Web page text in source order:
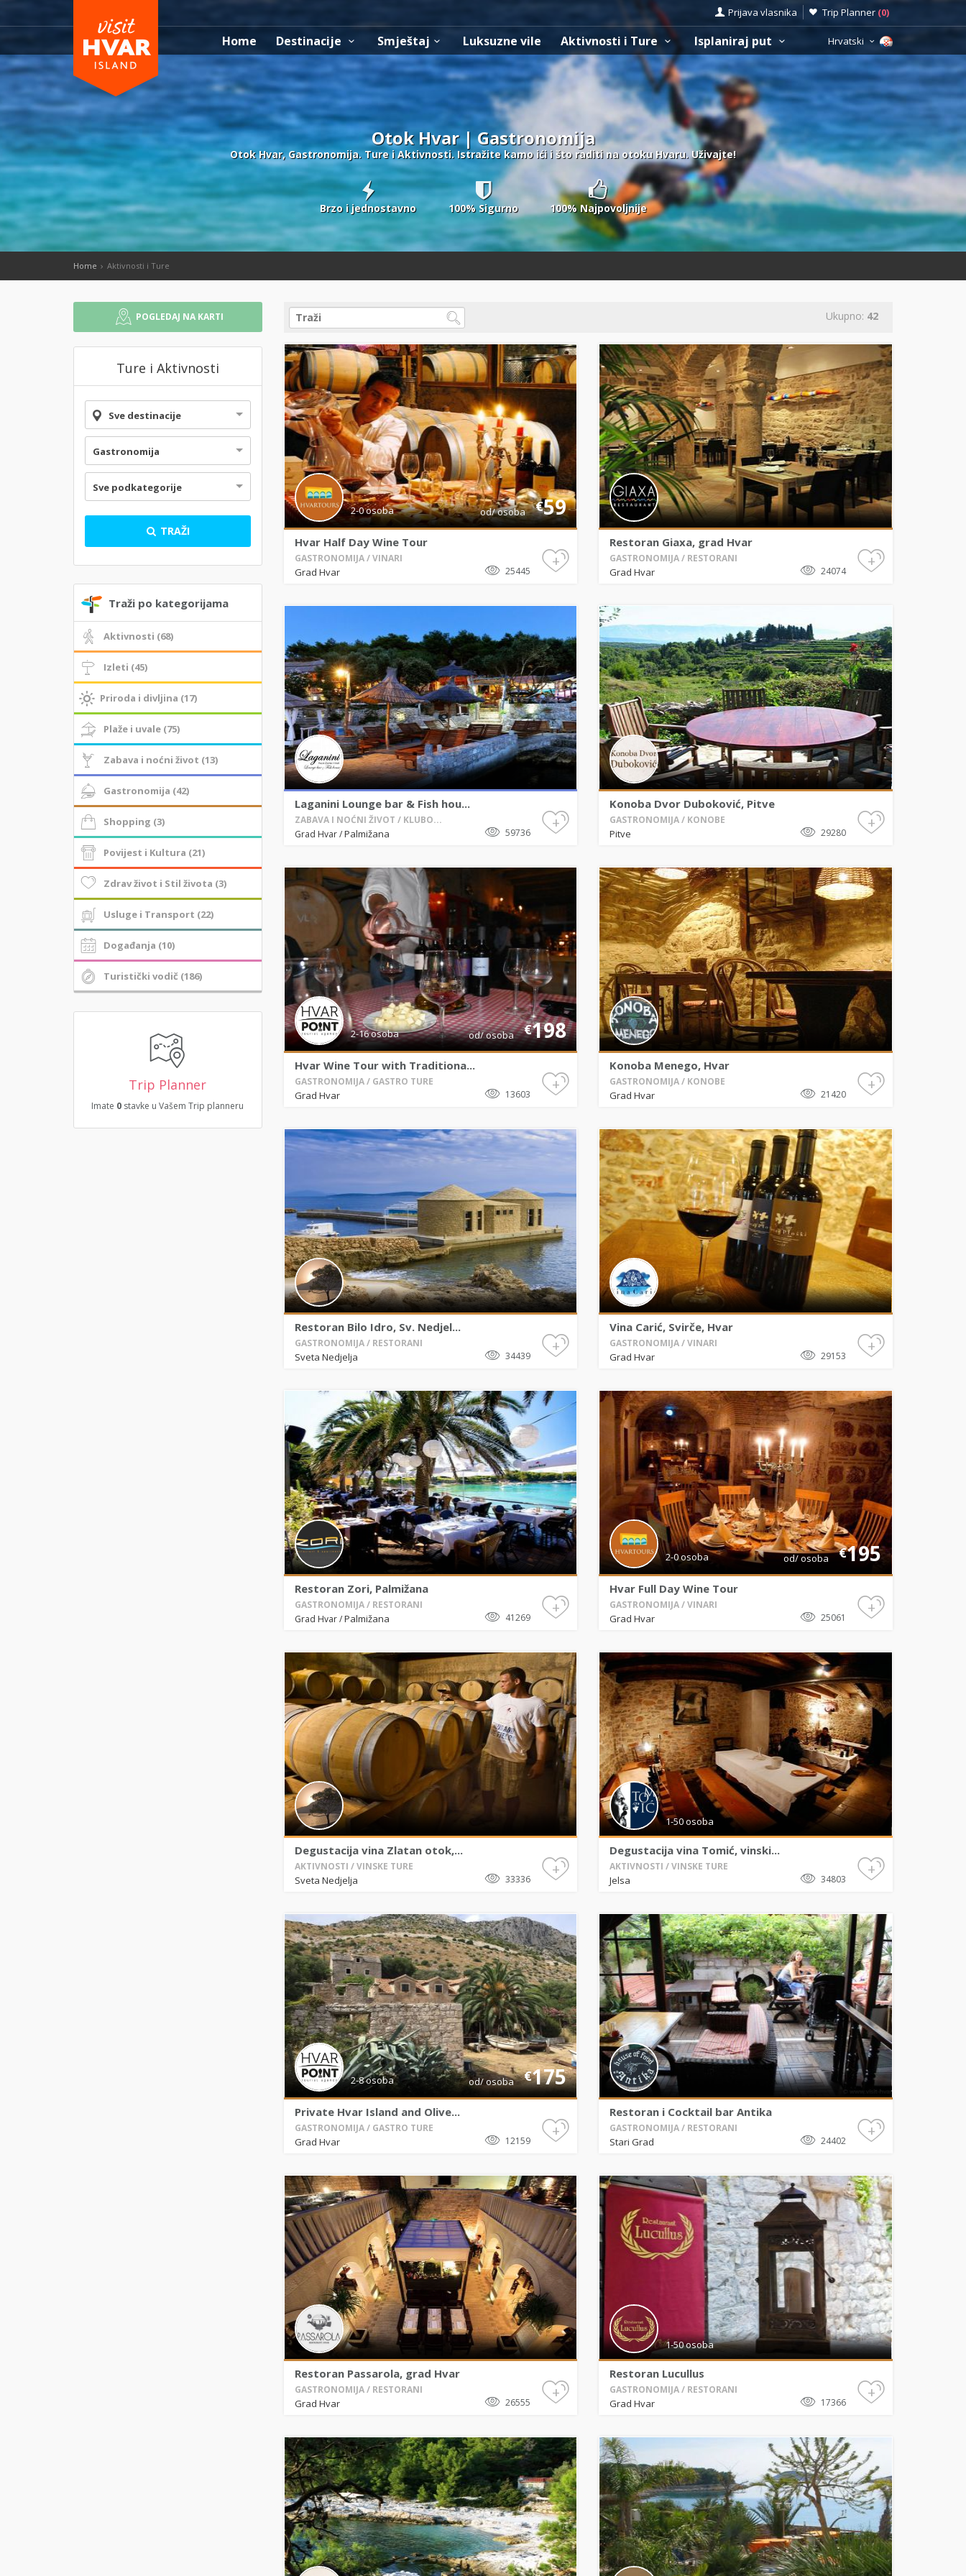
Prijava vlasnika Trip Planner (0)
Home Destinacije Smještaj Luksuzne vile Aktivnosti i Ture Isplaniraj put Hrvatski
Otok Hvar | Gastronomija
Otok Hvar, Gastronomija. Ture i Aktivnosti. Istražite kamo ići i što raditi na otoku Hvaru. Uživajte!
Brzo i jednostavno 100% Sigurno 100% Najpovoljnije
Home Aktivnosti i Ture
POGLEDAJ NA KARTI
Ture i Aktivnosti
Sve destinacije
Gastronomija
Sve podkategorije
TRAŽI
Traži po kategorijama
Aktivnosti (68)
Izleti (45)
Priroda i divljina (17)
Plaže i uvale (75)
Zabava i noćni život (13)
Gastronomija (42)
Shopping (3)
Povijest i Kultura (21)
Zdrav život i Stil života (3)
Usluge i Transport (22)
Događanja (10)
Turistički vodič (186)
Trip Planner
Imate 0 stavke u Vašem Trip planneru
Ukupno: 42
2-0 osoba €59
od/ osoba
Hvar Half Day Wine Tour
GASTRONOMIJA / VINARI
25445
Grad Hvar
+
Restoran Giaxa, grad Hvar
GASTRONOMIJA / RESTORANI
24074
Grad Hvar
+
Laganini Lounge bar & Fish hou...
ZABAVA I NOĆNI ŽIVOT / KLUBO...
59736
Grad Hvar/Palmižana
+
Konoba Dvor Duboković, Pitve
GASTRONOMIJA / KONOBE
29280
Pitve
+
2-16 osoba €198
od/ osoba
Hvar Wine Tour with Traditiona...
GASTRONOMIJA / GASTRO TURE
13603
Grad Hvar
+
Konoba Menego, Hvar
GASTRONOMIJA / KONOBE
21420
Grad Hvar
+
Restoran Bilo Idro, Sv. Nedjel...
GASTRONOMIJA / RESTORANI
34439
Sveta Nedjelja
+
Vina Carić, Svirče, Hvar
GASTRONOMIJA / VINARI
29153
Grad Hvar
+
Restoran Zori, Palmižana
GASTRONOMIJA / RESTORANI
41269
Grad Hvar/Palmižana
+
2-0 osoba €195
od/ osoba
Hvar Full Day Wine Tour
GASTRONOMIJA / VINARI
25061
Grad Hvar
+
Degustacija vina Zlatan otok,...
AKTIVNOSTI / VINSKE TURE
33336
Sveta Nedjelja
+
1-50 osoba
Degustacija vina Tomić, vinski...
AKTIVNOSTI / VINSKE TURE
34803
Jelsa
+
2-8 osoba €175
od/ osoba
Private Hvar Island and Olive...
GASTRONOMIJA / GASTRO TURE
12159
Grad Hvar
+
Restoran i Cocktail bar Antika
GASTRONOMIJA / RESTORANI
24402
Stari Grad
+
Restoran Passarola, grad Hvar
GASTRONOMIJA / RESTORANI
26555
Grad Hvar
+
1-50 osoba
Restoran Lucullus
GASTRONOMIJA / RESTORANI
17366
Grad Hvar
+